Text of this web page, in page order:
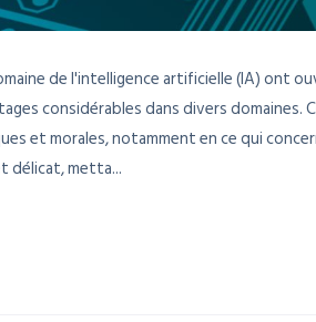
de l'intelligence artificielle (IA) ont
considérables dans divers domaines.
et morales, notamment en ce qui
délicat, metta...